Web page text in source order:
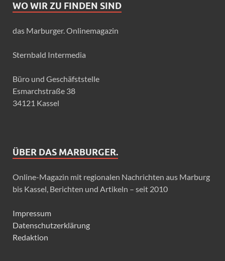
WO WIR ZU FINDEN SIND
das Marburger. Onlinemagazin
Sternbald Intermedia
Büro und Geschäfststelle
Esmarchstraße 38
34121 Kassel
ÜBER DAS MARBURGER.
Online-Magazin mit regionalen Nachrichten aus Marburg
bis Kassel, Berichten und Artikeln – seit 2010
Impressum
Datenschutzerklärung
Redaktion